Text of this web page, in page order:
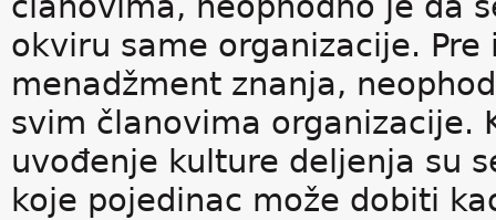
okviru same organizacije.
menadžment znanja,
svim članovima organizacije.
uvođenje kulture deljenja su
koje pojedinac može dobiti